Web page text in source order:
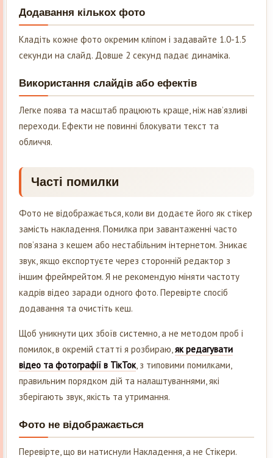
Додавання кількох фото
Кладіть кожне фото окремим кліпом і задавайте 1.0-1.5
секунди на слайд. Довше 2 секунд падає динаміка.
Використання слайдів або ефектів
Легке поява та масштаб працюють краще, ніж нав’язливі
переходи. Ефекти не повинні блокувати текст та
обличчя.
Часті помилки
Фото не відображається, коли ви додаєте його як стікер
замість накладення. Помилка при завантаженні часто
пов’язана з кешем або нестабільним інтернетом. Зникає
звук, якщо експортуєте через сторонній редактор з
іншим фреймрейтом. Я не рекомендую міняти частоту
кадрів відео заради одного фото. Перевірте спосіб
додавання та очистіть кеш.
Щоб уникнути цих збоїв системно, а не методом проб і
помилок, в окремій статті я розбираю,як редагувати
відео та фотографії в ТікТок, з типовими помилками,
правильним порядком дій та налаштуваннями, які
зберігають звук, якість та утримання.
Фото не відображається
Перевірте, що ви натиснули Накладення, а не Стікери.